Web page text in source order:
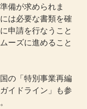
備が求められま
は必要な書類を確
申請を行なうこと
ーズに進めること
の「特別事業再編
イドライン」も参